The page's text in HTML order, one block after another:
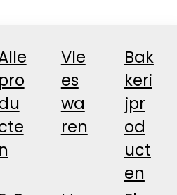
pro
n
Vle
es
wa
ren
Bak
keri
jpr
od
uct
en